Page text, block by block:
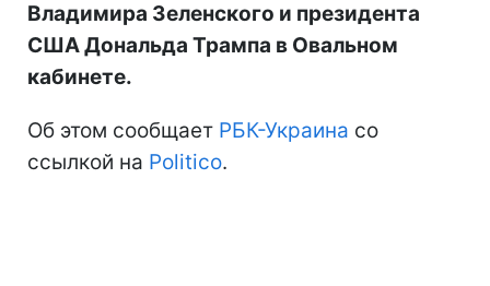
Владимира Зеленского и президента
США Дональда Трампа в Овальном
кабинете.
Об этом сообщает РБК-Украина со
ссылкой на Politico.